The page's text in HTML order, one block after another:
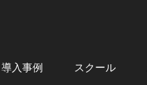
導入事例 スクール